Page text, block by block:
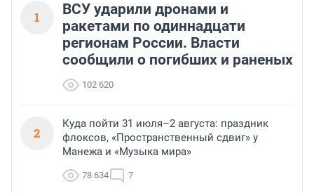
1
ВСУ ударили дронами и
ракетами по одиннадцати
регионам России. Власти
сообщили о погибших и раненых
102 620
2
Куда пойти 31 июля–2 августа: праздник
флоксов, «Пространственный сдвиг» у
Манежа и «Музыка мира»
78 634 7